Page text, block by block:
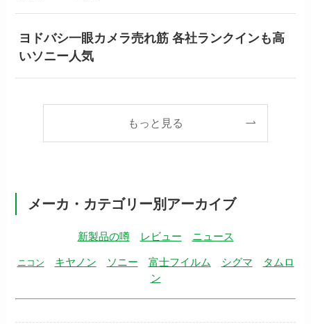
ヨドバシ一眼カメラ売れ筋 各社ランクインも高
いソニー人気
もっと見る
メーカ・カテゴリー別アーカイブ
新製品の噂 レビュー ニュース
ニコン キヤノン ソニー 富士フイルム シグマ
タムロ
ン